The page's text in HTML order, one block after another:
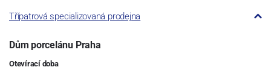
Třípatrová specializovaná prodejna
Dům porcelánu Praha
Otevírací doba